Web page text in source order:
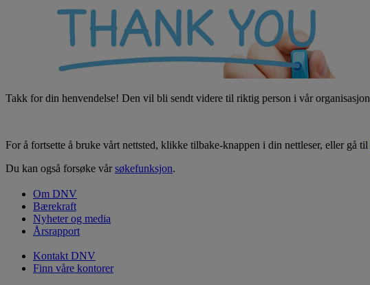
Takk for din henvendelse! Den vil bli sendt videre til riktig person i vår
For å fortsette å bruke vårt nettsted, klikke tilbake-knappen i din nettleser, eller gå til
Du kan også forsøke vårsøkefunksjon.
Om DNV
Bærekraft
Nyheter og media
Årsrapport
Kontakt DNV
Finn våre kontorer